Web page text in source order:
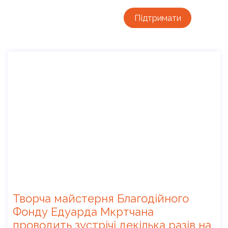
Підтримати
Творча майстерня Благодійного
Фонду Едуарда Мкртчана
проводить зустрічі декілька разів на